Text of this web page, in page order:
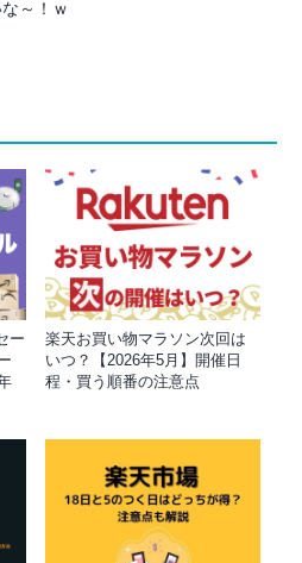
～！ｗ
ー
楽天お買い物マラソン次回は
いつ？【2026年5月】開催日
程・買う順番の注意点